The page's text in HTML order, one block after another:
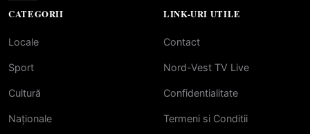
CATEGORII
Locale
Sport
Cultură
Naționale
LINK-URI UTILE
Contact
Nord-Vest TV Live
Confidentialitate
Termeni si Conditii